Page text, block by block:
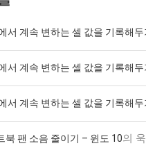
서 계속 변하는 셀 값을 기록해두
서 계속 변하는 셀 값을 기록해두
서 계속 변하는 셀 값을 기록해두
북 팬 소음 줄이기 – 윈도 10의